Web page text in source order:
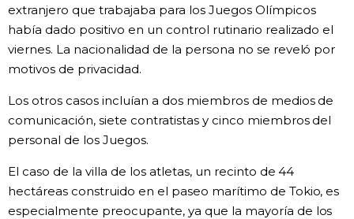
extranjero que trabajaba para los Juegos Olímpicos
había dado positivo en un control rutinario realizado el
viernes. La nacionalidad de la persona no se reveló por
motivos de privacidad.
Los otros casos incluían a dos miembros de medios de
comunicación, siete contratistas y cinco miembros del
personal de los Juegos.
El caso de la villa de los atletas, un recinto de 44
hectáreas construido en el paseo marítimo de Tokio, es
especialmente preocupante, ya que la mayoría de los